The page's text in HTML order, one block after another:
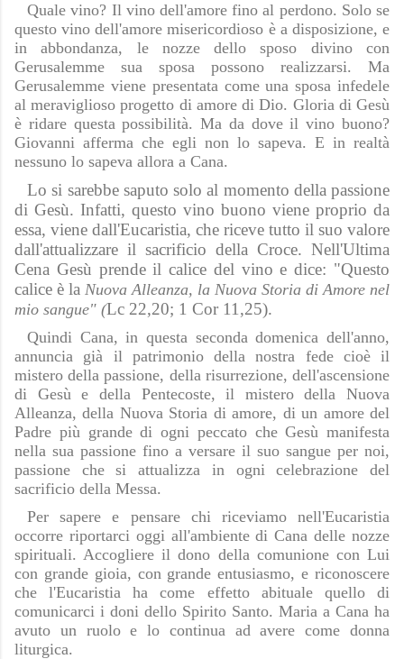
Quale vino? Il vino dell'amore fino al perdono. Solo se
questo vino dell'amore misericordioso è a disposizione, e
in abbondanza, le nozze dello sposo divino con
Gerusalemme sua sposa possono realizzarsi. Ma
Gerusalemme viene presentata come una sposa infedele
al meraviglioso progetto di amore di Dio. Gloria di Gesù
è ridare questa possibilità. Ma da dove il vino buono?
Giovanni afferma che egli non lo sapeva. E in realtà
nessuno lo sapeva allora a Cana.
Lo si sarebbe saputo solo al momento della passione
di Gesù. Infatti, questo vino buono viene proprio da
essa, viene dall'Eucaristia, che riceve tutto il suo valore
dall'attualizzare il sacrificio della Croce. Nell'Ultima
Cena Gesù prende il calice del vino e dice: "Questo
calice è la Nuova Alleanza, la Nuova Storia di Amore nel
mio sangue" (Lc 22,20; 1 Cor 11,25).
Quindi Cana, in questa seconda domenica dell'anno,
annuncia già il patrimonio della nostra fede cioè il
mistero della passione, della risurrezione, dell'ascensione
di Gesù e della Pentecoste, il mistero della Nuova
Alleanza, della Nuova Storia di amore, di un amore del
Padre più grande di ogni peccato che Gesù manifesta
nella sua passione fino a versare il suo sangue per noi,
passione che si attualizza in ogni celebrazione del
sacrificio della Messa.
Per sapere e pensare chi riceviamo nell'Eucaristia
occorre riportarci oggi all'ambiente di Cana delle nozze
spirituali. Accogliere il dono della comunione con Lui
con grande gioia, con grande entusiasmo, e riconoscere
che l'Eucaristia ha come effetto abituale quello di
comunicarci i doni dello Spirito Santo. Maria a Cana ha
avuto un ruolo e lo continua ad avere come donna
liturgica.